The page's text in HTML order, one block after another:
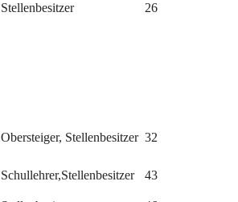
Stellenbesitzer 26
Obersteiger, Stellenbesitzer 32
Schullehrer,Stellenbesitzer
43